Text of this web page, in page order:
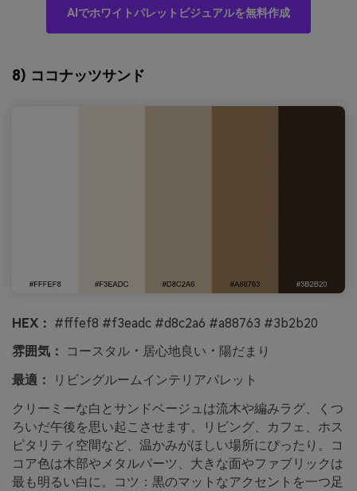
AIでホワイトパレットビジュアルを無料作成
8) ココナッツサンド
HEX： #fffef8 #f3eadc #d8c2a6 #a88763 #3b2b20
雰囲気：
コースタル・居心地良い・陽だまり
最適：
リビングルームインテリアパレット
クリーミーな白とサンドベージュは流木や編みラグ、くつ
ろいだ午後を思い起こさせます。リビング、カフェ、ホス
ピタリティ空間など、温かみがほしい場所にぴったり。コ
コア色は木部やメタルパーツ、大きな面やファブリックは
最も明るい白に。コツ：黒のマットなアクセントを一つ足